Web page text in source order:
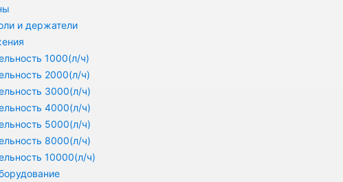
и держатели
1000(л/ч)
2000(л/ч)
3000(л/ч)
4000(л/ч)
5000(л/ч)
8000(л/ч)
10000(л/ч)